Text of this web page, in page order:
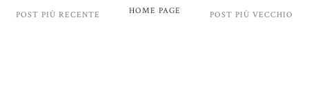
POST PIÙ RECENTE POST PIÙ VECCHIO
HOME PAGE